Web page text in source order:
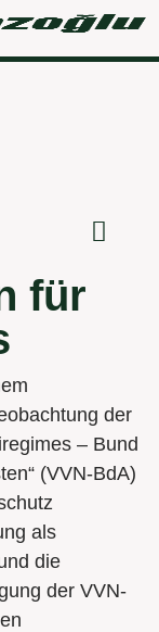
für
der
– Bund
(VVN-BdA)
als
die
der VVN-